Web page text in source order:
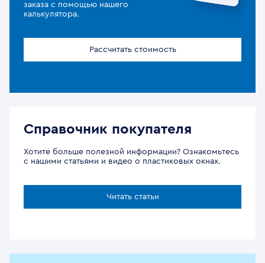
заказа с помощью нашего
калькулятора.
Рассчитать стоимость
Справочник покупателя
Хотите больше полезной информации? Ознакомьтесь
с нашими статьями и видео о пластиковых окнах.
Читать статьи